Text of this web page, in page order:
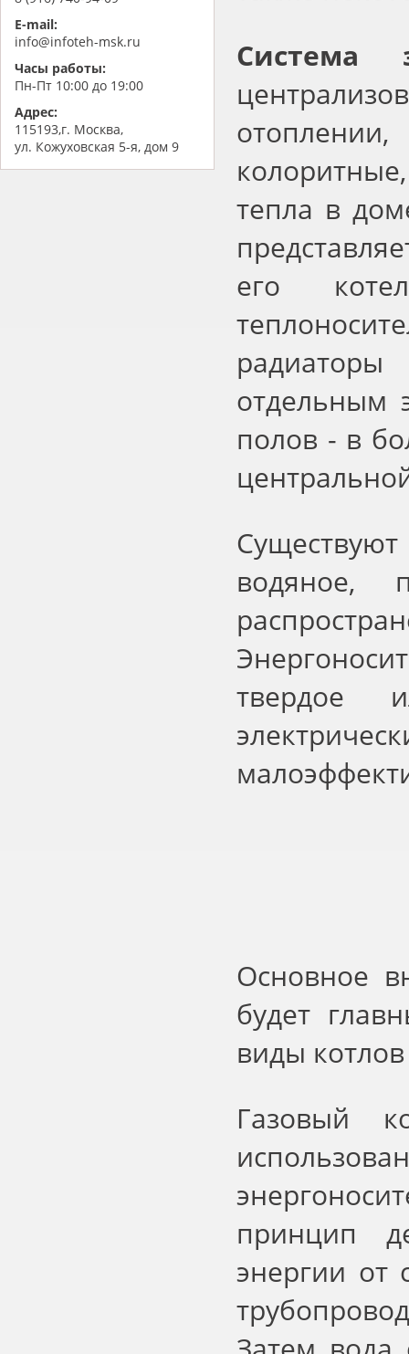
E-mail:
info@infoteh-msk.ru
Часы работы:
Пн-Пт 10:00 до 19:00
Адрес:
115193,г. Москва,
ул. Кожуховская 5-я, дом 9
Система
тепла в
его
отдельным
полов - в
водяное,
твердое
Основное
будет
виды
Газовый
принцип
энергии от